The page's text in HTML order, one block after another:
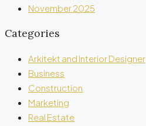
November 2025
Categories
Arkitekt and Interior Designer
Business
Construction
Marketing
Real Estate